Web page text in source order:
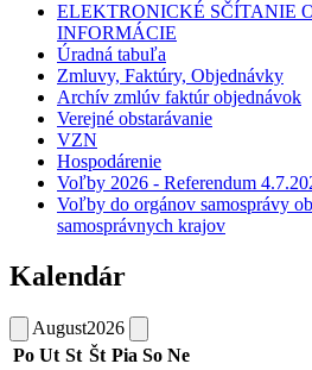
ELEKTRONICKÉ SČÍTANIE
INFORMÁCIE
Úradná tabuľa
Zmluvy, Faktúry, Objednávky
Archív zmlúv faktúr objednávok
Verejné obstarávanie
VZN
Hospodárenie
Voľby 2026 - Referendum
Voľby do orgánov samosprávy
samosprávnych krajov
Kalendár
August2026
Po Ut St Št Pia So Ne